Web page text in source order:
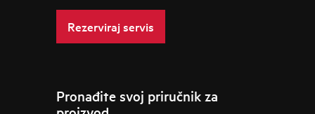
Rezerviraj servis
Pronađite svoj priručnik za